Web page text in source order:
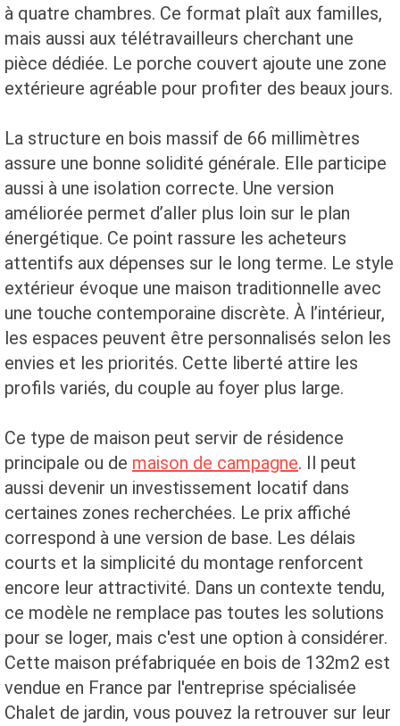
à quatre chambres. Ce format plaît aux familles,
mais aussi aux télétravailleurs cherchant une
pièce dédiée. Le porche couvert ajoute une zone
extérieure agréable pour profiter des beaux jours.
La structure en bois massif de 66 millimètres
assure une bonne solidité générale. Elle participe
aussi à une isolation correcte. Une version
améliorée permet d’aller plus loin sur le plan
énergétique. Ce point rassure les acheteurs
attentifs aux dépenses sur le long terme. Le style
extérieur évoque une maison traditionnelle avec
une touche contemporaine discrète. À l’intérieur,
les espaces peuvent être personnalisés selon les
envies et les priorités. Cette liberté attire les
profils variés, du couple au foyer plus large.
Ce type de maison peut servir de résidence
principale ou de maison de campagne. Il peut
aussi devenir un investissement locatif dans
certaines zones recherchées. Le prix affiché
correspond à une version de base. Les délais
courts et la simplicité du montage renforcent
encore leur attractivité. Dans un contexte tendu,
ce modèle ne remplace pas toutes les solutions
pour se loger, mais c'est une option à considérer.
Cette maison préfabriquée en bois de 132m2 est
vendue en France par l'entreprise spécialisée
Chalet de jardin, vous pouvez la retrouver sur leur